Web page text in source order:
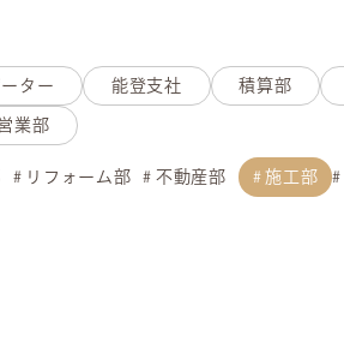
ター 能登支社 積算部
業部
リフォーム部 不動産部 施工部